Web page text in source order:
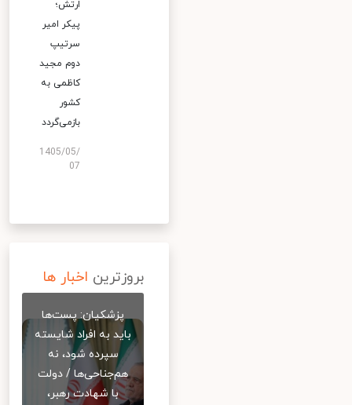
ارتش؛
پیکر امیر
سرتیپ
دوم مجید
کاظمی به
کشور
بازمی‌گردد
1405/05/
07
بروزترین اخبار ها
پزشکیان: پست‌ها
باید به افراد شایسته
سپرده شود، نه
هم‌جناحی‌ها / دولت
با شهادت رهبر،